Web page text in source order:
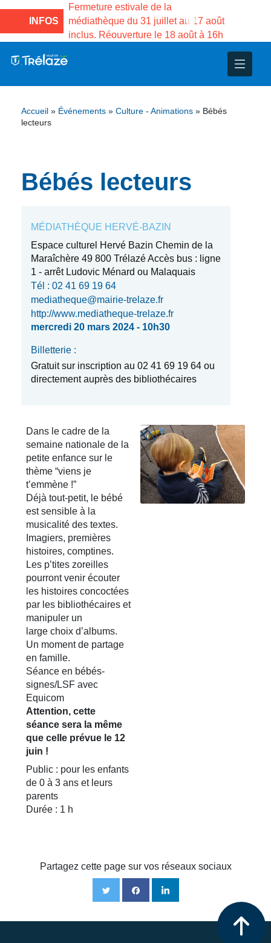
INFOS
la Maison des
de Gama du
Fermeture estivale de la
médiathèque du 31 juillet au 17 août
inclus. Réouverture le 18 août à 16h
et d’animations
Projets
– Jumelage
Accueil » Événements » Culture - Animations » Bébés
lecteurs
Bébés lecteurs
MÉDIATHÈQUE HERVÉ-BAZIN
Espace culturel Hervé Bazin Chemin de la
Maraîchère 49 800 Trélazé Accès bus : ligne
1 - arrêt Ludovic Ménard ou Malaquais
Tél : 02 41 69 19 64
mediatheque@mairie-trelaze.fr
http://www.mediatheque-trelaze.fr
mercredi 20 mars 2024 - 10h30
Billetterie :
Gratuit sur inscription au 02 41 69 19 64 ou
directement auprès des bibliothécaires
Dans le cadre de la
semaine nationale de la
petite enfance sur le
thème “viens je
t’emmène !”
Déjà tout-petit, le bébé
est sensible à la
musicalité des textes.
Imagiers, premières
histoires, comptines.
Les p’tites zoreilles
pourront venir écouter
les histoires concoctées
par les bibliothécaires et
manipuler un
large choix d’albums.
Un moment de partage
en famille.
Séance en bébés-
signes/LSF avec
Equicom
Attention, cette
séance sera la même
que celle prévue le 12
juin !
Public : pour les enfants
de 0 à 3 ans et leurs
parents
Durée : 1 h
Partagez cette page sur vos réseaux sociaux